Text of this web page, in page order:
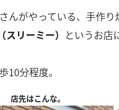
んがやっている、手作り
リーミー） というお店
10分程度。
店先はこんな。